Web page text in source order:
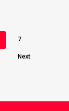
7
Next